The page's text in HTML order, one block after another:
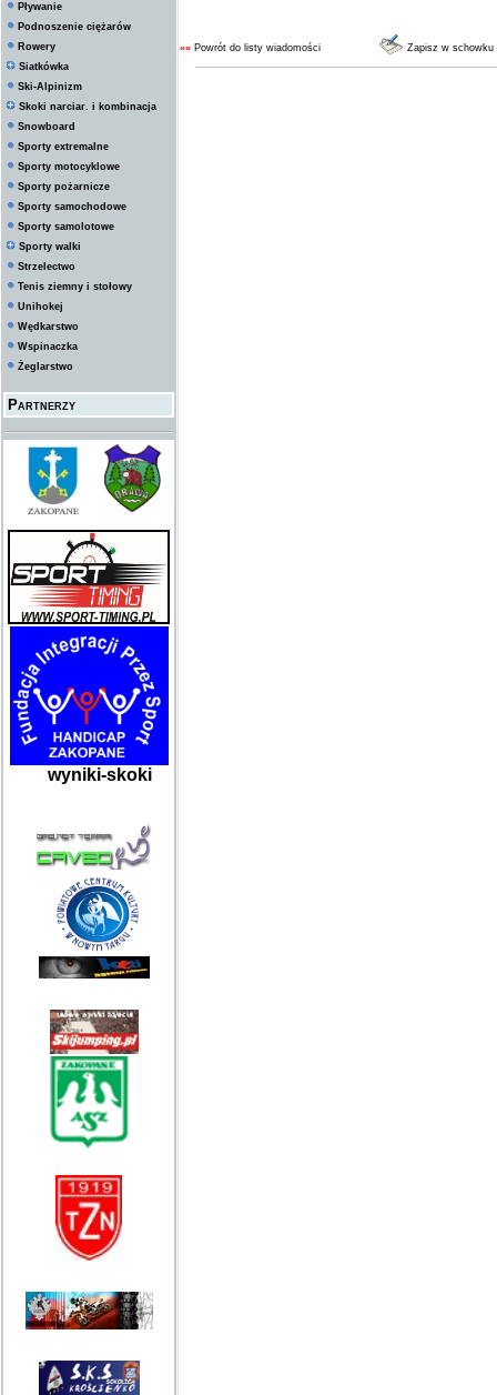
Pływanie
Podnoszenie ciężarów
Rowery
Siatkówka
Ski-Alpinizm
Skoki narciar. i kombinacja
Snowboard
Sporty extremalne
Sporty motocyklowe
Sporty pożarnicze
Sporty samochodowe
Sporty samolotowe
Sporty walki
Strzelectwo
Tenis ziemny i stołowy
Unihokej
Wędkarstwo
Wspinaczka
Żeglarstwo
Partnerzy
wyniki-skoki
«« Powrót do listy wiadomości Zapisz w schowku